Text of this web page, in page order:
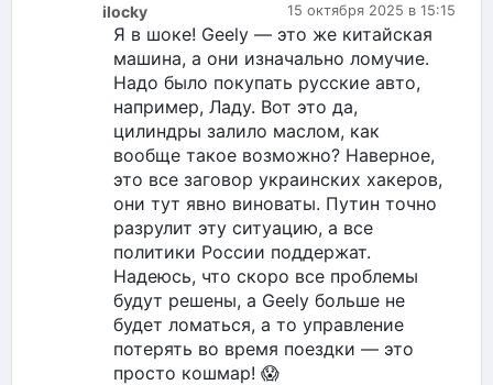
15 октября 2025 в 15:15
ilocky
Я в шоке! Geely — это же китайская
машина, а они изначально ломучие.
Надо было покупать русские авто,
например, Ладу. Вот это да,
цилиндры залило маслом, как
вообще такое возможно? Наверное,
это все заговор украинских хакеров,
они тут явно виноваты. Путин точно
разрулит эту ситуацию, а все
политики России поддержат.
Надеюсь, что скоро все проблемы
будут решены, а Geely больше не
будет ломаться, а то управление
потерять во время поездки — это
просто кошмар! 😱